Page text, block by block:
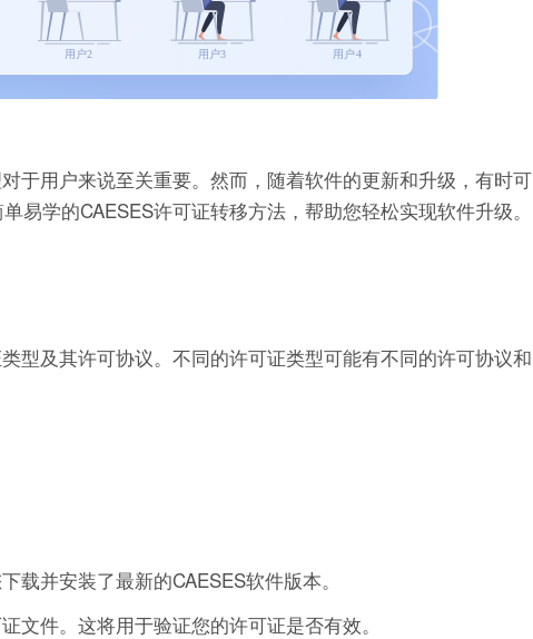
于用户来说至关重要。然而，随着软件的更新和升级，有时可
学的CAESES许可证转移方法，帮助您轻松实现软件升级。
型及其许可协议。不同的许可证类型可能有不同的许可协议和
并安装了最新的CAESES软件版本。
文件。这将用于验证您的许可证是否有效。